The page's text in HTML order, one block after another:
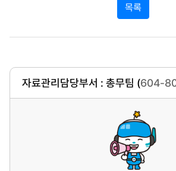
목록
자료관리담당부서 : 총무팀 (604-